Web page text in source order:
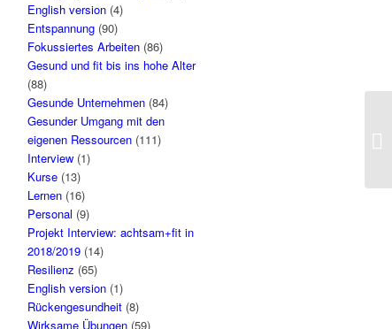
English version (4)
Entspannung (90)
Fokussiertes Arbeiten (86)
Gesund und fit bis ins hohe Alter
(88)
Gesunde Unternehmen (84)
Gesunder Umgang mit den
eigenen Ressourcen (111)
Interview (1)
Kurse (13)
Lernen (16)
Personal (9)
Projekt Interview: achtsam+fit in
2018/2019 (14)
Resilienz (65)
English version (1)
Rückengesundheit (8)
Wirksame Übungen (59)